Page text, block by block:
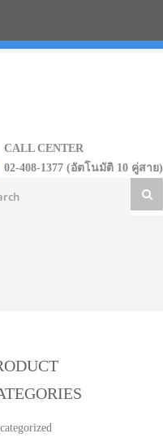
CALL CENTER
02-408-1377 (อัตโนมัติ 10 คู่สาย)
ง